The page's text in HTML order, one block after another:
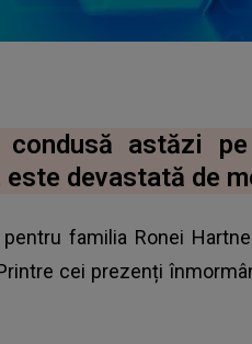
astăzi
devastată de
familia Ronei
cei prezenți